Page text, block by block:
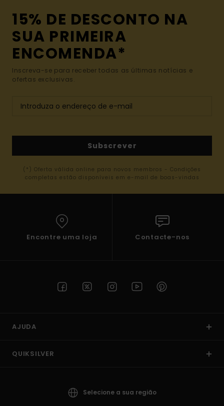
15% DE DESCONTO NA
SUA PRIMEIRA
ENCOMENDA*
Inscreva-se para receber todas as últimas notícias e
ofertas exclusivas.
Subscrever
(*) Oferta válida online para novos membros - Condições
completas estão disponíveis em e-mail de boas-vindas
Encontre uma loja Contacte-nos
AJUDA
QUIKSILVER
Selecione a sua região